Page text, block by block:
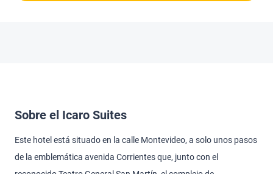
Sobre el Icaro Suites
Este hotel está situado en la calle Montevideo, a solo unos pasos
de la emblemática avenida Corrientes que, junto con el